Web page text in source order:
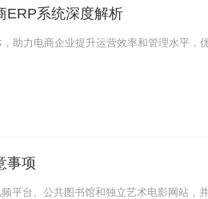
系统深度解析
助力电商企业提升运营效率和管理水平，
事项
平台、公共图书馆和独立艺术电影网站，